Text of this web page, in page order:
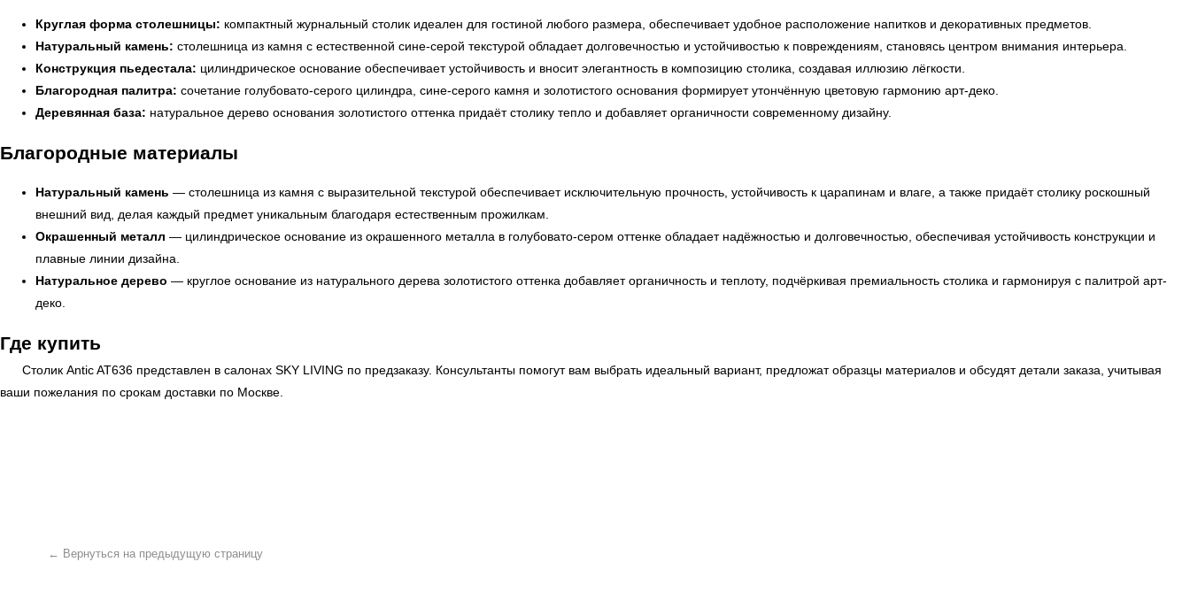
Круглая форма столешницы: компактный журнальный столик идеален для гостиной любого размера, обеспечивает удобное расположение напитков и декоративных предметов.
Натуральный камень: столешница из камня с естественной сине-серой текстурой обладает долговечностью и устойчивостью к повреждениям, становясь центром внимания интерьера.
Конструкция пьедестала: цилиндрическое основание обеспечивает устойчивость и вносит элегантность в композицию столика, создавая иллюзию лёгкости.
Благородная палитра: сочетание голубовато-серого цилиндра, сине-серого камня и золотистого основания формирует утончённую цветовую гармонию арт-деко.
Деревянная база: натуральное дерево основания золотистого оттенка придаёт столику тепло и добавляет органичности современному дизайну.
Благородные материалы
Натуральный камень — столешница из камня с выразительной текстурой обеспечивает исключительную прочность, устойчивость к царапинам и влаге, а также придаёт столику роскошный
внешний вид, делая каждый предмет уникальным благодаря естественным прожилкам.
Окрашенный металл — цилиндрическое основание из окрашенного металла в голубовато-сером оттенке обладает надёжностью и долговечностью, обеспечивая устойчивость конструкции и
плавные линии дизайна.
Натуральное дерево — круглое основание из натурального дерева золотистого оттенка добавляет органичность и теплоту, подчёркивая премиальность столика и гармонируя с палитрой арт-
деко.
Где купить
Столик Antic AT636 представлен в салонах SKY LIVING по предзаказу. Консультанты помогут вам выбрать идеальный вариант, предложат образцы материалов и обсудят детали заказа, учитывая
ваши пожелания по срокам доставки по Москве.
← Вернуться на предыдущую страницу